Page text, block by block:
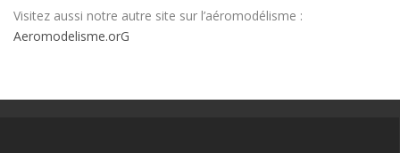
Visitez aussi notre autre site sur l’aéromodélisme :
Aeromodelisme.orG